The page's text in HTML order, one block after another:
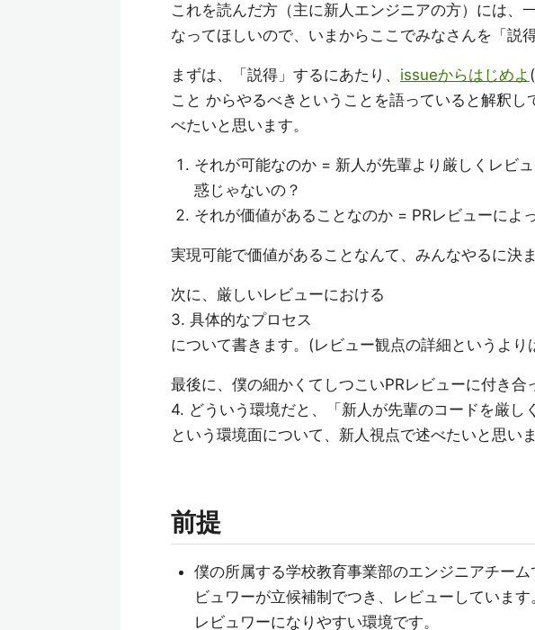
これを読んだ方（主に新人エンジニアの方）には、
なってほしいので、いまからここでみなさんを「説
まずは、「説得」するにあたり、 issueからはじめよ
こと からやるべきということを語っていると解釈
べたいと思います。
それが可能なのか = 新人が先輩より厳しくレビ
惑じゃないの？
それが価値があることなのか = PRレビューによ
実現可能で価値があることなんて、みんなやるに決
次に、厳しいレビューにおける
3. 具体的なプロセス
について書きます。(レビュー観点の詳細というより
最後に、僕の細かくてしつこいPRレビューに付き合
4. どういう環境だと、「新人が先輩のコードを厳し
という環境面について、新人視点で述べたいと思いま
前提
僕の所属する学校教育事業部のエンジニアチー
ビュワーが立候補制でつき、レビューしていま
レビュワーになりやすい環境です。